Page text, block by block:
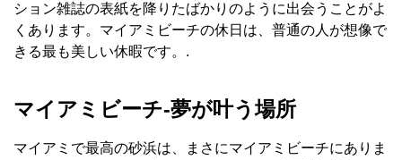
ション雑誌の表紙を降りたばかりのように出会うことがよ
くあります。マイアミビーチの休日は、普通の人が想像で
きる最も美しい休暇です。.
マイアミビーチ-夢が叶う場所
マイアミで最高の砂浜は、まさにマイアミビーチにありま